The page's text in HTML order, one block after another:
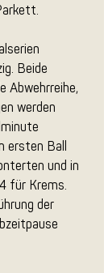
Beide
Abwehrreihe,
werden
ersten Ball
und in
für Krems.
der